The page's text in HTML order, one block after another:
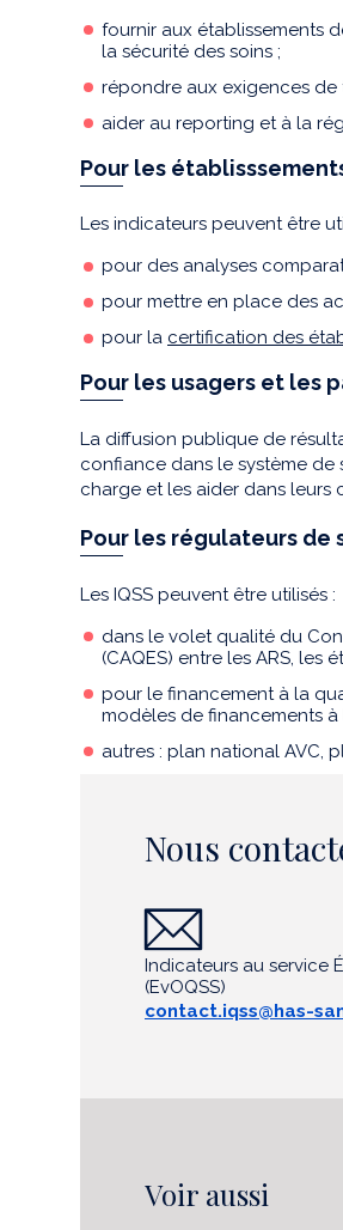
fournir aux établissements
la sécurité des soins ;
répondre aux exigences de
aider au reporting et à la
Pour les
Les indicateurs peuvent être
pour des analyses
pour mettre en place des
pour la certification des
Pour les usagers et les
La diffusion publique de
confiance dans le système de
charge et les aider dans leurs
Pour les régulateurs de
Les IQSS peuvent être utilisés :
dans le volet qualité du
(CAQES) entre les ARS, les
pour le financement à la
modèles de financements à
autres : plan national AVC,
Nous
Indicateurs au service
(EvOQSS)
contact.iqss@has-
Voir aussi